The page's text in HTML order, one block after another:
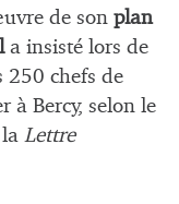
de son plan
a insisté lors de
250 chefs de
à Bercy, selon le
Lettre